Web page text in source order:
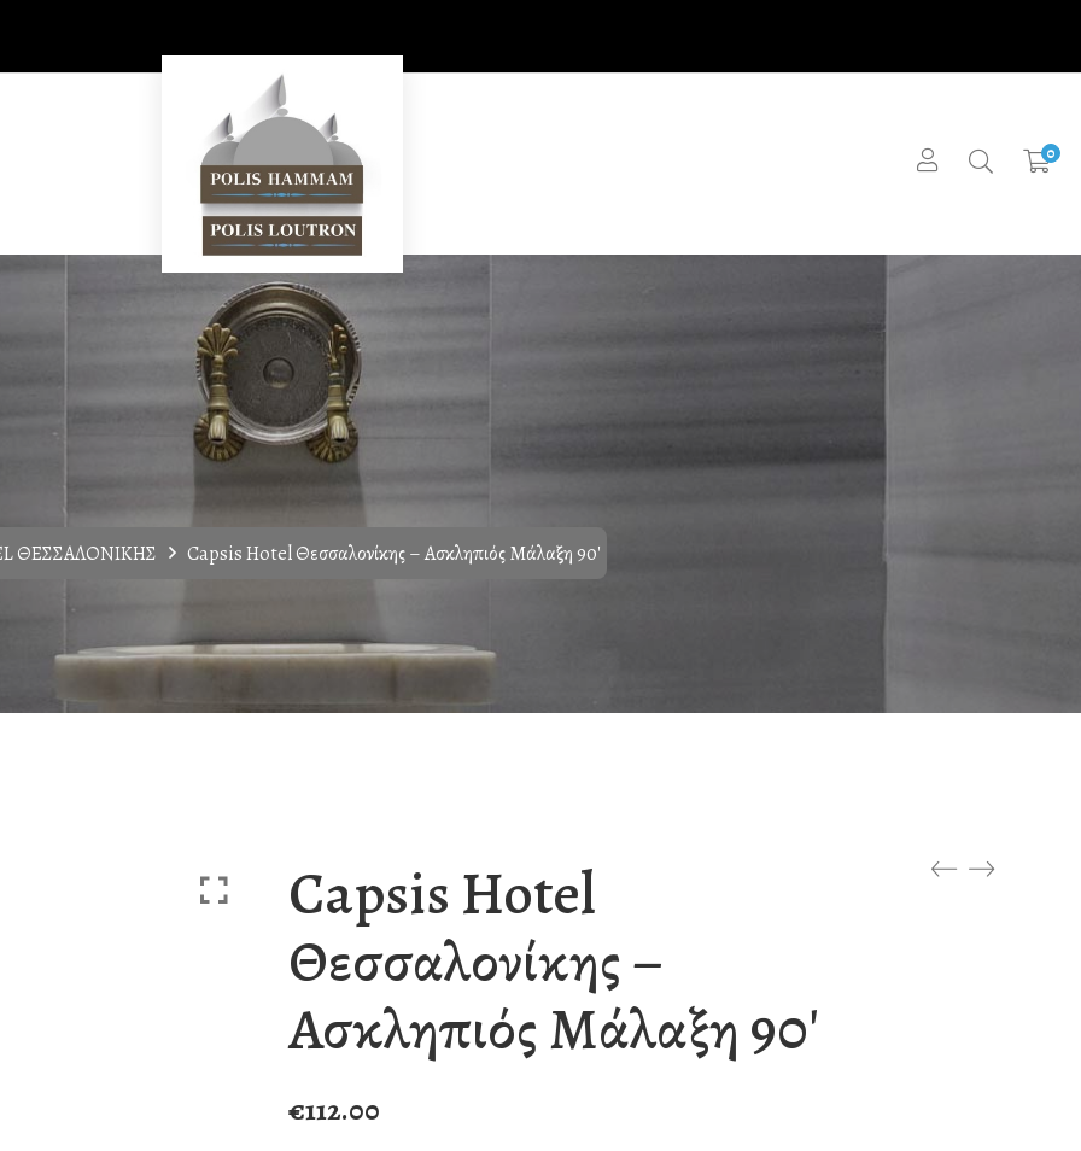
ΥΠΗΡΕΣΙΕΣ ΠΡΟΪΟΝΤΑ 0
ΘΕΣΣΑΛΟΝΙΚΗΣ Capsis Hotel Θεσσαλονίκης – Ασκληπιός Μάλαξη 90′
Capsis Hotel
Θεσσαλονίκης –
Ασκληπιός Μάλαξη 90′
€112.00